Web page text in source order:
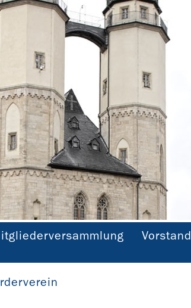
(Sachsen-Anhalt)Dorothea HeintzeVorstand